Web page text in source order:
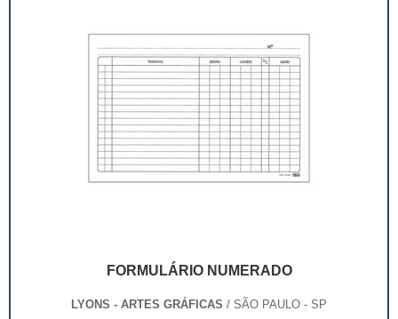
FORMULÁRIO NUMERADO
LYONS - ARTES GRÁFICAS / SÃO PAULO - SP